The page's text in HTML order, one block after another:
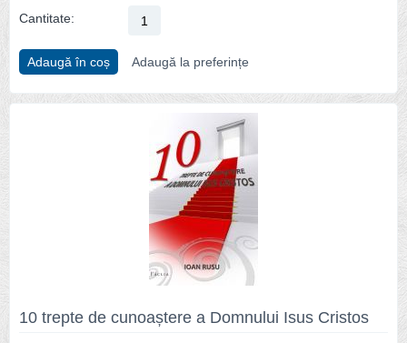
Cantitate:
Adaugă în coș Adaugă la preferințe
10 trepte de cunoaștere a Domnului Isus Cristos